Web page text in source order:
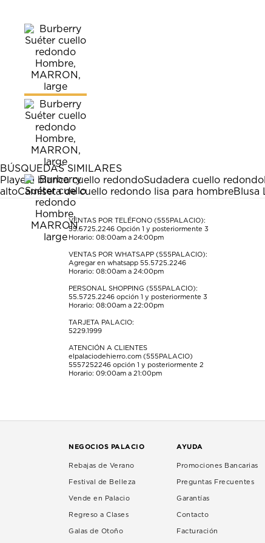
BÚSQUEDAS SIMILARES
Playera blanca cuello redondoSudadera cuello redondo
altoCamiseta de cuello redondo lisa para hombreBlusa
VENTAS POR TELÉFONO (555PALACIO):
55.5725.2246 Opción 1 y posteriormente 3
Horario: 08:00am a 24:00pm
VENTAS POR WHATSAPP (555PALACIO):
Agregar en whatsapp 55.5725.2246
Horario: 08:00am a 24:00pm
PERSONAL SHOPPING (555PALACIO):
55.5725.2246 opción 1 y posteriormente 3
Horario: 08:00am a 22:00pm
TARJETA PALACIO:
5229.1999
ATENCIÓN A CLIENTES
elpalaciodehierro.com (555PALACIO)
5557252246 opción 1 y posteriormente 2
Horario: 09:00am a 21:00pm
NEGOCIOS PALACIO
Rebajas de Verano
Festival de Belleza
Vende en Palacio
Regreso a Clases
Galas de Otoño
AYUDA
Promociones Bancarias
Preguntas Frecuentes
Garantías
Contacto
Facturación